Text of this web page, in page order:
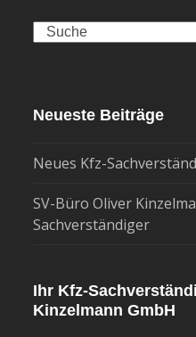
Search
Neueste Beiträge
Neues Kfz-
SV-Büro Oliver
Sachverständiger
Ihr Kfz-
Kinzelmann GmbH